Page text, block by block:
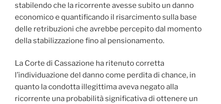
stabilendo che la ricorrente avesse subito un danno
economico e quantificando il risarcimento sulla base
delle retribuzioni che avrebbe percepito dal momento
della stabilizzazione fino al pensionamento.
La Corte di Cassazione ha ritenuto corretta
l’individuazione del danno come perdita di chance, in
quanto la condotta illegittima aveva negato alla
ricorrente una probabilità significativa di ottenere un